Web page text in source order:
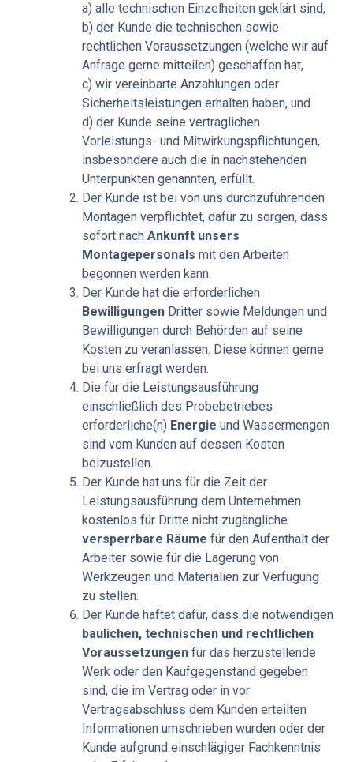
a) alle technischen Einzelheiten geklärt sind,
b) der Kunde die technischen sowie
rechtlichen Voraussetzungen (welche wir auf
Anfrage gerne mitteilen) geschaffen hat,
c) wir vereinbarte Anzahlungen oder
Sicherheitsleistungen erhalten haben, und
d) der Kunde seine vertraglichen
Vorleistungs- und Mitwirkungspflichtungen,
insbesondere auch die in nachstehenden
Unterpunkten genannten, erfüllt.
Der Kunde ist bei von uns durchzuführenden
Montagen verpflichtet, dafür zu sorgen, dass
sofort nach Ankunft unsers
Montagepersonals mit den Arbeiten
begonnen werden kann.
Der Kunde hat die erforderlichen
Bewilligungen Dritter sowie Meldungen und
Bewilligungen durch Behörden auf seine
Kosten zu veranlassen. Diese können gerne
bei uns erfragt werden.
Die für die Leistungsausführung
einschließlich des Probebetriebes
erforderliche(n) Energie und Wassermengen
sind vom Kunden auf dessen Kosten
beizustellen.
Der Kunde hat uns für die Zeit der
Leistungsausführung dem Unternehmen
kostenlos für Dritte nicht zugängliche
versperrbare Räume für den Aufenthalt der
Arbeiter sowie für die Lagerung von
Werkzeugen und Materialien zur Verfügung
zu stellen.
Der Kunde haftet dafür, dass die notwendigen
baulichen, technischen und rechtlichen
Voraussetzungen für das herzustellende
Werk oder den Kaufge­genstand gegeben
sind, die im Vertrag oder in vor
Vertragsabschluss dem Kunden erteilten
Informationen umschrieben wurden oder der
Kunde aufgrund einschlägiger Fachkenntnis